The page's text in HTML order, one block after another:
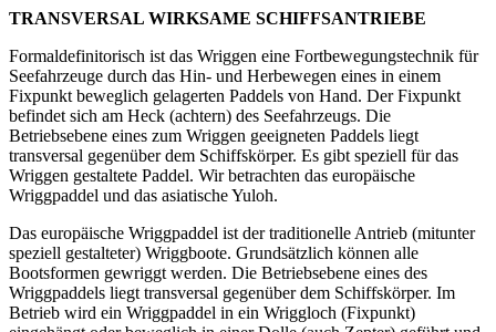
TRANSVERSAL WIRKSAME SCHIFFSANTRIEBE
Formaldefinitorisch ist das Wriggen eine Fortbewegungstechnik für
Seefahrzeuge durch das Hin- und Herbewegen eines in einem
Fixpunkt beweglich gelagerten Paddels von Hand. Der Fixpunkt
befindet sich am Heck (achtern) des Seefahrzeugs. Die
Betriebsebene eines zum Wriggen geeigneten Paddels liegt
transversal gegenüber dem Schiffskörper. Es gibt speziell für das
Wriggen gestaltete Paddel. Wir betrachten das europäische
Wriggpaddel und das asiatische Yuloh.
Das europäische Wriggpaddel ist der traditionelle Antrieb (mitunter
speziell gestalteter) Wriggboote. Grundsätzlich können alle
Bootsformen gewriggt werden. Die Betriebsebene eines des
Wriggpaddels liegt transversal gegenüber dem Schiffskörper. Im
Betrieb wird ein Wriggpaddel in ein Wriggloch (Fixpunkt)